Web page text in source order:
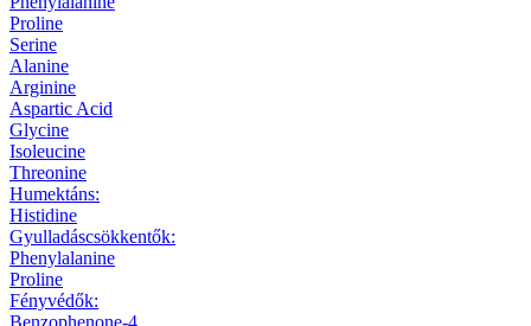
Proline
Serine
Alanine
Arginine
Aspartic Acid
Glycine
Isoleucine
Threonine
Humektáns:
Histidine
Gyulladáscsökkentők:
Phenylalanine
Proline
Fényvédők:
Benzophenone-4